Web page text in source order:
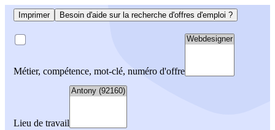
Imprimer Besoin d'aide sur la recherche d'offres d'emploi ?
Métier, compétence, mot-clé, numéro d'offre
Lieu de travail